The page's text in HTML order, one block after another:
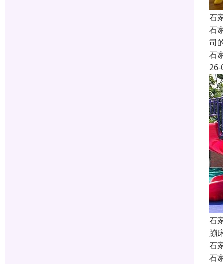
石
石
司
石
26-
石
蹦
石
石